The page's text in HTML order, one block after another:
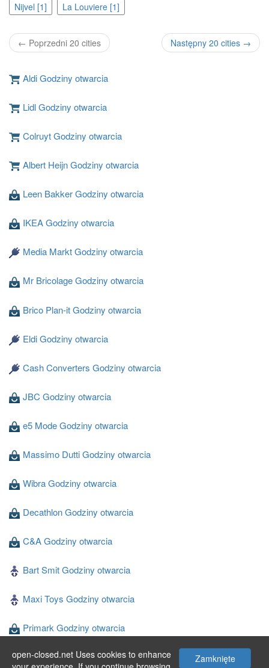
Zamknięte
open-closed.net Uses cookies to enhance
Nijvel [1]
La Louviere [1]
← Poprzedni 20 cities Następny 20 cities →
Ladowanie ...
Aldi Godziny otwarcia
Lidl Godziny otwarcia
Colruyt Godziny otwarcia
Albert Heijn Godziny otwarcia
Leen Bakker Godziny otwarcia
IKEA Godziny otwarcia
Media Markt Godziny otwarcia
Mr Bricolage Godziny otwarcia
Brico Plan-it Godziny otwarcia
Eldi Godziny otwarcia
Cash Converters Godziny otwarcia
JBC Godziny otwarcia
e5 Mode Godziny otwarcia
Massimo Dutti Godziny otwarcia
Wibra Godziny otwarcia
Decathlon Godziny otwarcia
C&A Godziny otwarcia
Bart Smit Godziny otwarcia
Maxi Toys Godziny otwarcia
Primark Godziny otwarcia
Blokker Godziny otwarcia